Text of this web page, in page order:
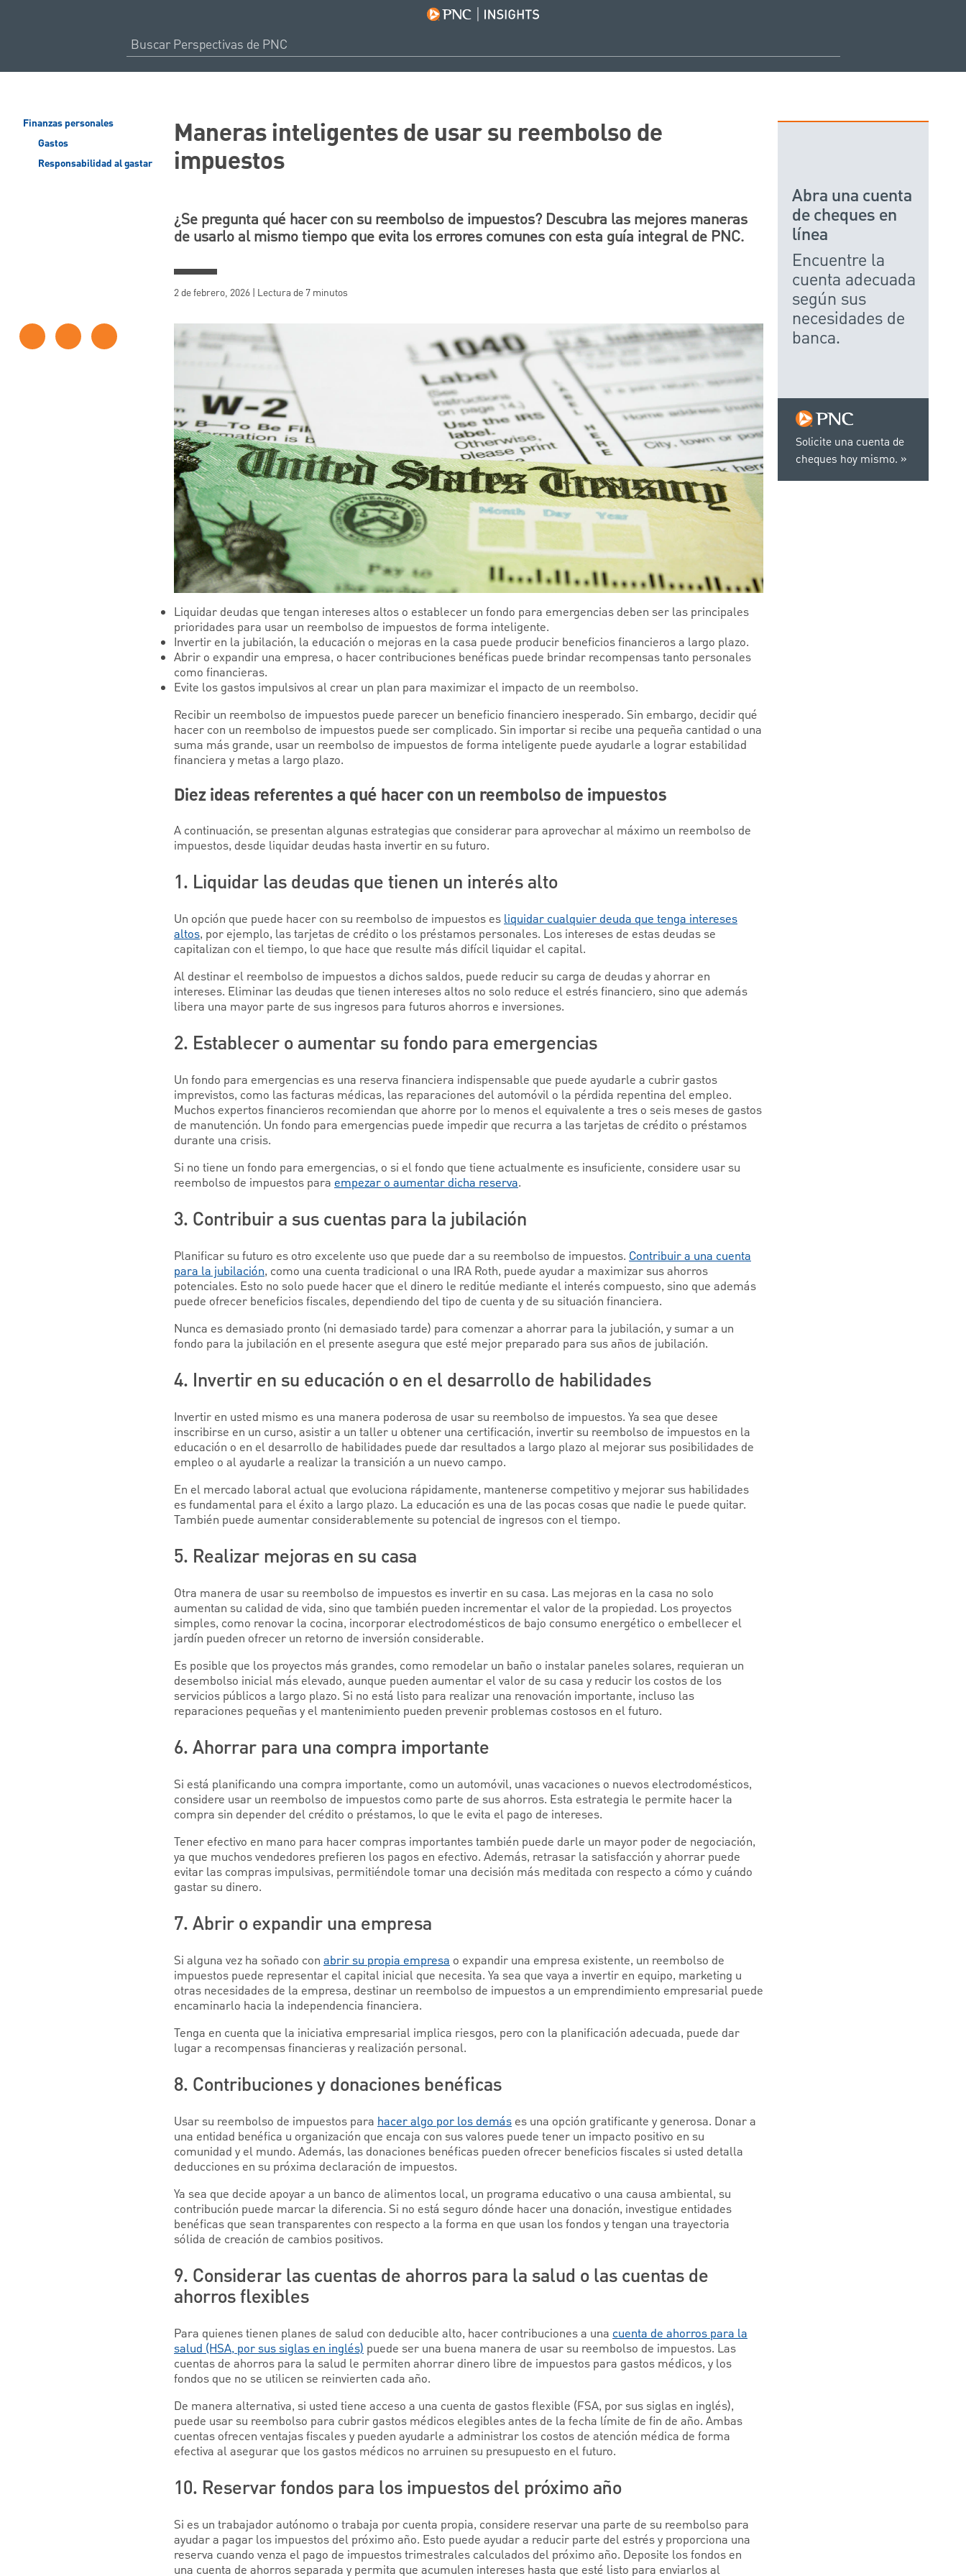
Finanzas personales
Gastos
Responsabilidad al gastar
Maneras inteligentes de usar su reembolso de
impuestos
¿Se pregunta qué hacer con su reembolso de impuestos? Descubra las mejores maneras
de usarlo al mismo tiempo que evita los errores comunes con esta guía integral de PNC.
2 de febrero, 2026 | Lectura de 7 minutos
Liquidar deudas que tengan intereses altos o establecer un fondo para emergencias deben ser las principales
prioridades para usar un reembolso de impuestos de forma inteligente.
Invertir en la jubilación, la educación o mejoras en la casa puede producir beneficios financieros a largo plazo.
Abrir o expandir una empresa, o hacer contribuciones benéficas puede brindar recompensas tanto personales
como financieras.
Evite los gastos impulsivos al crear un plan para maximizar el impacto de un reembolso.
Recibir un reembolso de impuestos puede parecer un beneficio financiero inesperado. Sin embargo, decidir qué
hacer con un reembolso de impuestos puede ser complicado. Sin importar si recibe una pequeña cantidad o una
suma más grande, usar un reembolso de impuestos de forma inteligente puede ayudarle a lograr estabilidad
financiera y metas a largo plazo.
Diez ideas referentes a qué hacer con un reembolso de impuestos
A continuación, se presentan algunas estrategias que considerar para aprovechar al máximo un reembolso de
impuestos, desde liquidar deudas hasta invertir en su futuro.
1. Liquidar las deudas que tienen un interés alto
Un opción que puede hacer con su reembolso de impuestos esliquidar cualquier deuda que tenga intereses
altos, por ejemplo, las tarjetas de crédito o los préstamos personales. Los intereses de estas deudas se
capitalizan con el tiempo, lo que hace que resulte más difícil liquidar el capital.
Al destinar el reembolso de impuestos a dichos saldos, puede reducir su carga de deudas y ahorrar en
intereses. Eliminar las deudas que tienen intereses altos no solo reduce el estrés financiero, sino que además
libera una mayor parte de sus ingresos para futuros ahorros e inversiones.
2. Establecer o aumentar su fondo para emergencias
Un fondo para emergencias es una reserva financiera indispensable que puede ayudarle a cubrir gastos
imprevistos, como las facturas médicas, las reparaciones del automóvil o la pérdida repentina del empleo.
Muchos expertos financieros recomiendan que ahorre por lo menos el equivalente a tres o seis meses de gastos
de manutención. Un fondo para emergencias puede impedir que recurra a las tarjetas de crédito o préstamos
durante una crisis.
Si no tiene un fondo para emergencias, o si el fondo que tiene actualmente es insuficiente, considere usar su
reembolso de impuestos para empezar o aumentar dicha reserva.
3. Contribuir a sus cuentas para la jubilación
Planificar su futuro es otro excelente uso que puede dar a su reembolso de impuestos. Contribuir a una cuenta
para la jubilación, como una cuenta tradicional o una IRA Roth, puede ayudar a maximizar sus ahorros
potenciales. Esto no solo puede hacer que el dinero le reditúe mediante el interés compuesto, sino que además
puede ofrecer beneficios fiscales, dependiendo del tipo de cuenta y de su situación financiera.
Nunca es demasiado pronto (ni demasiado tarde) para comenzar a ahorrar para la jubilación, y sumar a un
fondo para la jubilación en el presente asegura que esté mejor preparado para sus años de jubilación.
4. Invertir en su educación o en el desarrollo de habilidades
Invertir en usted mismo es una manera poderosa de usar su reembolso de impuestos. Ya sea que desee
inscribirse en un curso, asistir a un taller u obtener una certificación, invertir su reembolso de impuestos en la
educación o en el desarrollo de habilidades puede dar resultados a largo plazo al mejorar sus posibilidades de
empleo o al ayudarle a realizar la transición a un nuevo campo.
En el mercado laboral actual que evoluciona rápidamente, mantenerse competitivo y mejorar sus habilidades
es fundamental para el éxito a largo plazo. La educación es una de las pocas cosas que nadie le puede quitar.
También puede aumentar considerablemente su potencial de ingresos con el tiempo.
5. Realizar mejoras en su casa
Otra manera de usar su reembolso de impuestos es invertir en su casa. Las mejoras en la casa no solo
aumentan su calidad de vida, sino que también pueden incrementar el valor de la propiedad. Los proyectos
simples, como renovar la cocina, incorporar electrodomésticos de bajo consumo energético o embellecer el
jardín pueden ofrecer un retorno de inversión considerable.
Es posible que los proyectos más grandes, como remodelar un baño o instalar paneles solares, requieran un
desembolso inicial más elevado, aunque pueden aumentar el valor de su casa y reducir los costos de los
servicios públicos a largo plazo. Si no está listo para realizar una renovación importante, incluso las
reparaciones pequeñas y el mantenimiento pueden prevenir problemas costosos en el futuro.
6. Ahorrar para una compra importante
Si está planificando una compra importante, como un automóvil, unas vacaciones o nuevos electrodomésticos,
considere usar un reembolso de impuestos como parte de sus ahorros. Esta estrategia le permite hacer la
compra sin depender del crédito o préstamos, lo que le evita el pago de intereses.
Tener efectivo en mano para hacer compras importantes también puede darle un mayor poder de negociación,
ya que muchos vendedores prefieren los pagos en efectivo. Además, retrasar la satisfacción y ahorrar puede
evitar las compras impulsivas, permitiéndole tomar una decisión más meditada con respecto a cómo y cuándo
gastar su dinero.
7. Abrir o expandir una empresa
Si alguna vez ha soñado con abrir su propia empresa o expandir una empresa existente, un reembolso de
impuestos puede representar el capital inicial que necesita. Ya sea que vaya a invertir en equipo, marketing u
otras necesidades de la empresa, destinar un reembolso de impuestos a un emprendimiento empresarial puede
encaminarlo hacia la independencia financiera.
Tenga en cuenta que la iniciativa empresarial implica riesgos, pero con la planificación adecuada, puede dar
lugar a recompensas financieras y realización personal.
8. Contribuciones y donaciones benéficas
Usar su reembolso de impuestos para hacer algo por los demás es una opción gratificante y generosa. Donar a
una entidad benéfica u organización que encaja con sus valores puede tener un impacto positivo en su
comunidad y el mundo. Además, las donaciones benéficas pueden ofrecer beneficios fiscales si usted detalla
deducciones en su próxima declaración de impuestos.
Ya sea que decide apoyar a un banco de alimentos local, un programa educativo o una causa ambiental, su
contribución puede marcar la diferencia. Si no está seguro dónde hacer una donación, investigue entidades
benéficas que sean transparentes con respecto a la forma en que usan los fondos y tengan una trayectoria
sólida de creación de cambios positivos.
9. Considerar las cuentas de ahorros para la salud o las cuentas de
ahorros flexibles
Para quienes tienen planes de salud con deducible alto, hacer contribuciones a una cuenta de ahorros para la
salud (HSA, por sus siglas en inglés) puede ser una buena manera de usar su reembolso de impuestos. Las
cuentas de ahorros para la salud le permiten ahorrar dinero libre de impuestos para gastos médicos, y los
fondos que no se utilicen se reinvierten cada año.
De manera alternativa, si usted tiene acceso a una cuenta de gastos flexible (FSA, por sus siglas en inglés),
puede usar su reembolso para cubrir gastos médicos elegibles antes de la fecha límite de fin de año. Ambas
cuentas ofrecen ventajas fiscales y pueden ayudarle a administrar los costos de atención médica de forma
efectiva al asegurar que los gastos médicos no arruinen su presupuesto en el futuro.
10. Reservar fondos para los impuestos del próximo año
Si es un trabajador autónomo o trabaja por cuenta propia, considere reservar una parte de su reembolso para
ayudar a pagar los impuestos del próximo año. Esto puede ayudar a reducir parte del estrés y proporciona una
reserva cuando venza el pago de impuestos trimestrales calculados del próximo año. Deposite los fondos en
una cuenta de ahorros separada y permita que acumulen intereses hasta que esté listo para enviarlos al
Solicite una cuenta de
cheques hoy mismo.
Abra una cuenta
de cheques en
línea
Encuentre la
cuenta adecuada
según sus
necesidades de
banca.